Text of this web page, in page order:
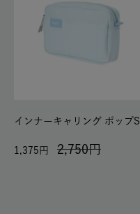
インナーキャリング ポップS
2,750
1,375